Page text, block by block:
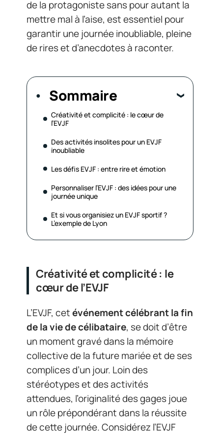
de la protagoniste sans pour autant la
mettre mal à l’aise, est essentiel pour
garantir une journée inoubliable, pleine
de rires et d’anecdotes à raconter.
Sommaire
Créativité et complicité : le cœur de
l’EVJF
Des activités insolites pour un EVJF
inoubliable
Les défis EVJF : entre rire et émotion
Personnaliser l’EVJF : des idées pour une
journée unique
Et si vous organisiez un EVJF sportif ?
L’exemple de Lyon
Créativité et complicité : le
cœur de l’EVJF
L’EVJF, cetévénement célébrant la fin
de la vie de célibataire, se doit d’être
un moment gravé dans la mémoire
collective de la future mariée et de ses
complices d’un jour. Loin des
stéréotypes et des activités
attendues, l’originalité des gages joue
un rôle prépondérant dans la réussite
de cette journée. Considérez l’EVJF